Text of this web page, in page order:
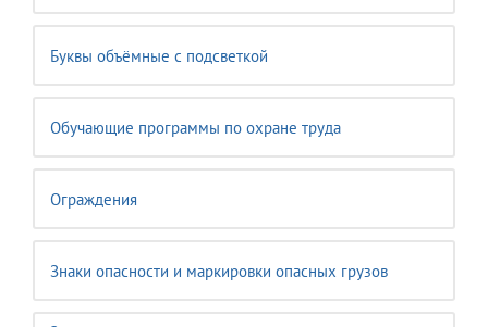
Буквы объёмные с подсветкой
Обучающие программы по охране труда
Ограждения
Знаки опасности и маркировки опасных грузов